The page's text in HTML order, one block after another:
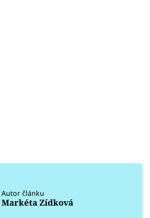
Autor článku
Markéta Zídková